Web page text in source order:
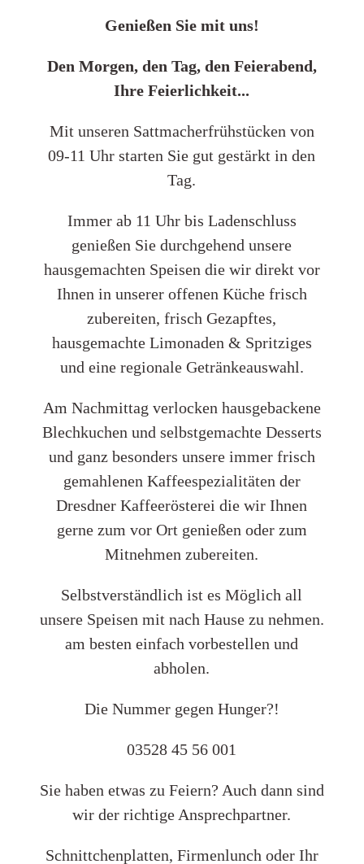
Genießen Sie mit uns!
Den Morgen, den Tag, den Feierabend,
Ihre Feierlichkeit...
Mit unseren Sattmacherfrühstücken von
09-11 Uhr starten Sie gut gestärkt in den
Tag.
Immer ab 11 Uhr bis Ladenschluss
genießen Sie durchgehend unsere
hausgemachten Speisen die wir direkt vor
Ihnen in unserer offenen Küche frisch
zubereiten, frisch Gezapftes,
hausgemachte Limonaden & Spritziges
und eine regionale Getränkeauswahl.
Am Nachmittag verlocken hausgebackene
Blechkuchen und selbstgemachte Desserts
und ganz besonders unsere immer frisch
gemahlenen Kaffeespezialitäten der
Dresdner Kaffeerösterei die wir Ihnen
gerne zum vor Ort genießen oder zum
Mitnehmen zubereiten.
Selbstverständlich ist es Möglich all
unsere Speisen mit nach Hause zu nehmen.
am besten einfach vorbestellen und
abholen.
Die Nummer gegen Hunger?!
03528 45 56 001
Sie haben etwas zu Feiern? Auch dann sind
wir der richtige Ansprechpartner.
Schnittchenplatten, Firmenlunch oder Ihr